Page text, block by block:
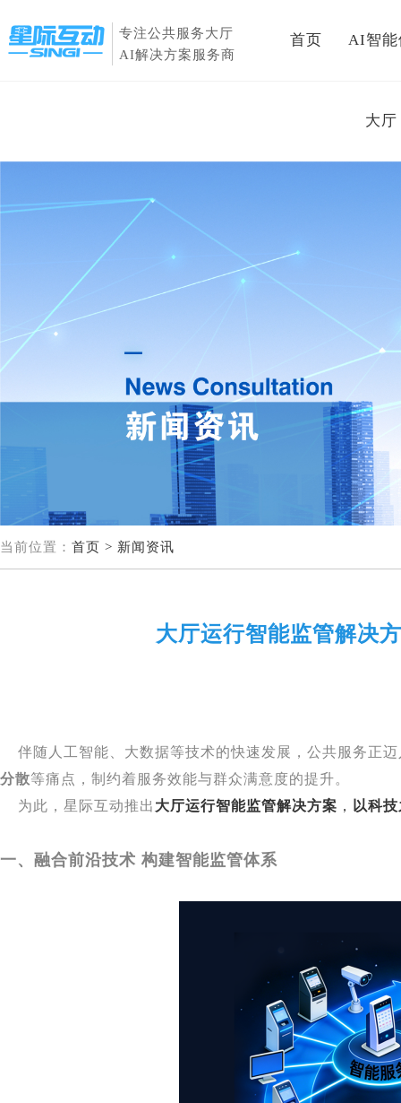
专注公共服务大厅
AI解决方案服务商
首页 AI智能
大厅
当前位置： 首页 > 新闻资讯
大厅运行智能监管解决
伴随人工智能、大数据等技术的快速发展，公共服务正迈
分散等痛点，制约着服务效能与群众满意度的提升。
为此，星际互动推出 大厅运行智能监管解决方案 ， 以科
一、融合前沿技术 构建智能监管体系